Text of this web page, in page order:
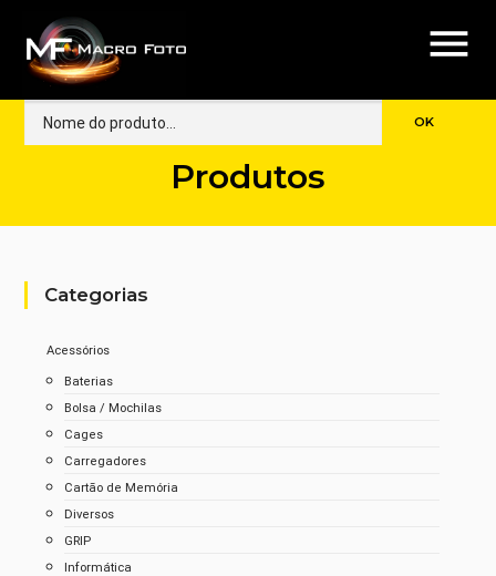
menu
Produtos
Categorias
Acessórios
Baterias
Bolsa / Mochilas
Cages
Carregadores
Cartão de Memória
Diversos
GRIP
Informática